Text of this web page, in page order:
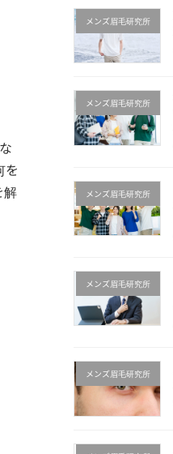
を
解
メンズ眉毛研究所
メンズ眉毛研究所
メンズ眉毛研究所
メンズ眉毛研究所
メンズ眉毛研究所